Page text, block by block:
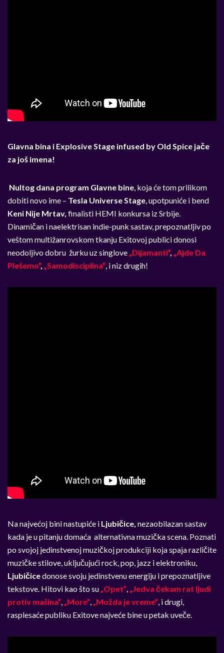
Glavna bina i Explosive Stage infused by Old Spice jače
za još imena!
Nultog dana program Glavne bine, koja će tom prilikom
dobiti novo ime – Tesla Universe Stage, upotpuniće i bend
Keni Nije Mrtav, finalisti HEMI konkursa iz Srbije.
Dinamičan i naelektrisan indie-punk sastav, prepoznatljiv po
veštom multižanrovskom tkanju Exitovoj publici donosi
neodoljivo dobru žurku uz singlove„Dijamanti”, „Ajde Da
Plešemo”, „Samodisciplina”, i niz drugih!
Na najvećoj bini nastupiće i Ljubičice, nezaobilazan sastav
kada je u pitanju domaća alternativna muzička scena. Poznati
po svojoj jedinstvenoj muzičkoj produkciji koja spaja različite
muzičke stilove, uključujući rock, pop, jazz i elektroniku,
Ljubičicedonose svoju jedinstvenu energiju i prepoznatljive
tekstove. Hitovi kao što su„Opet”,„Jedva čekam rat ljudi
protiv mašina”,„More”,„Možda je vreme”, i drugi,
rasplesaće publiku Exitove najveće bine u petak uveče.